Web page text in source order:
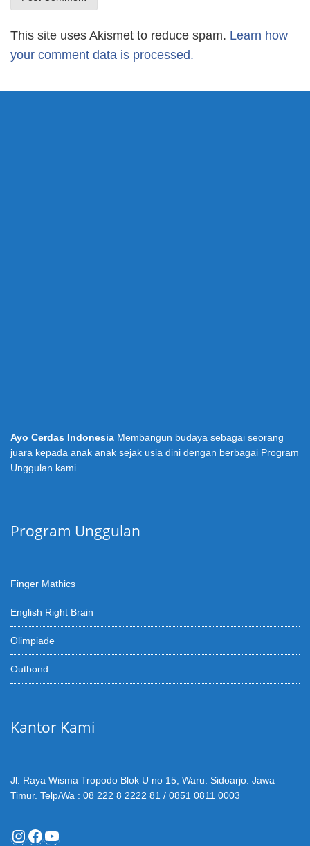
This site uses Akismet to reduce spam. Learn how
your comment data is processed.
Ayo Cerdas Indonesia Membangun budaya sebagai seorang
juara kepada anak anak sejak usia dini dengan berbagai Program
Unggulan kami.
Program Unggulan
Finger Mathics
English Right Brain
Olimpiade
Outbond
Kantor Kami
Jl. Raya Wisma Tropodo Blok U no 15, Waru. Sidoarjo. Jawa
Timur. Telp/Wa : 08 222 8 2222 81 / 0851 0811 0003
Instagram
Facebook
YouTube